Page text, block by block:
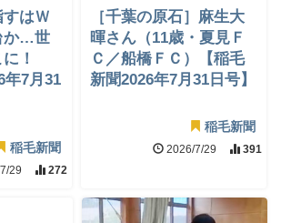
すはＷ
か…世
！
年7月31
稲毛新聞
29 272
［千葉の原石］麻生大
暉さん（11歳・夏見Ｆ
Ｃ／船橋ＦＣ）【稲毛
新聞2026年7月31日号】
稲毛新聞
2026/7/29 391